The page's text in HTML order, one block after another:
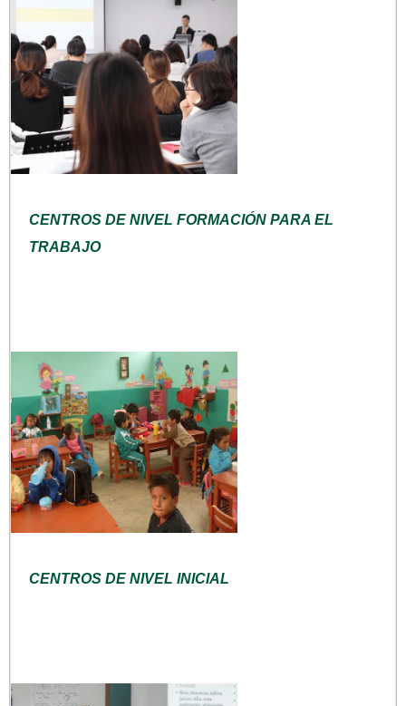
CENTROS DE NIVEL FORMACIÓN PARA EL
TRABAJO
CENTROS DE NIVEL INICIAL